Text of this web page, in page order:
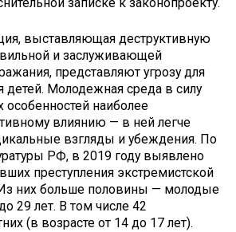
выставляющая деструктивную
и заслуживающей
представляют угрозу для
детей. Молодежная среда в силу
особенностей наиболее
влиянию — в ней легче
взгляды и убеждения. По
РФ, в 2019 году выявлено
преступления экстремистской
них больше половины — молодые
29 лет. В том числе 42
(в возрасте от 14 до 17 лет).